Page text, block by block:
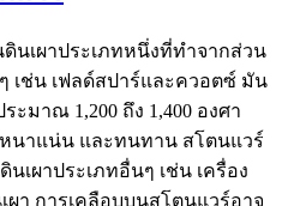
Your
Office
Personality
นเผาประเภทหนึ่งที่ทำจากส่วน
เช่น เฟลด์สปาร์และควอตซ์ มัน
มาณ 1,200 ถึง 1,400 องศา
นาแน่น และทนทาน สโตนแวร์
เผาประเภทอื่นๆ เช่น เครื่อง
ผา การเคลือบบนสโตนแวร์อาจ